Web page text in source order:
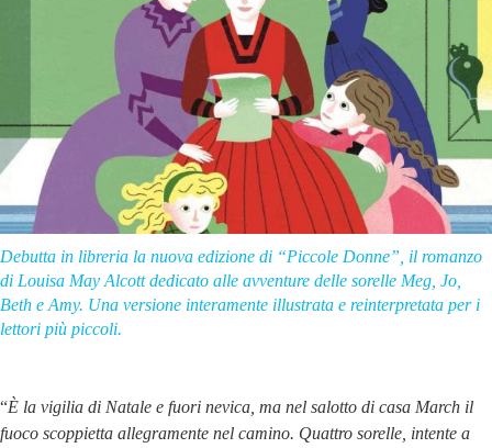
Debutta in libreria la nuova edizione di “Piccole Donne”, il romanzo
di Louisa May Alcott dedicato alle avventure delle sorelle Meg, Jo,
Beth e Amy. Una versione interamente illustrata e reinterpretata per i
lettori più piccoli.
“È la vigilia di Natale e fuori nevica, ma nel salotto di casa March il
fuoco scoppietta allegramente nel camino. Quattro sorelle, intente a